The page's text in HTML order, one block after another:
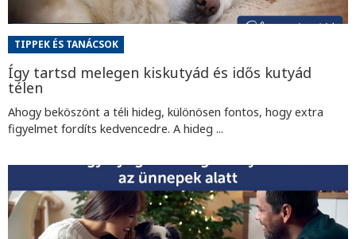
TIPPEK ÉS TANÁCSOK
Így tartsd melegen kiskutyád és idős kutyád
télen
Ahogy beköszönt a téli hideg, különösen fontos, hogy extra
figyelmet fordíts kedvencedre. A hideg ...